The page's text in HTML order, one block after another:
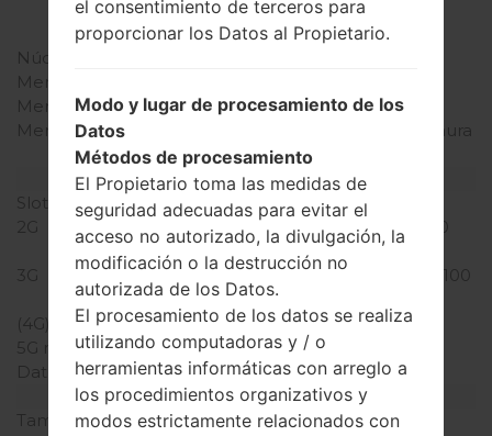
4x1.0GHz Cortex-A53
Mediatek MT6750S
Núcleos de UCP
Memoria RAM
Memoria interna
32GB
Memoria externa
microSD, hasta 1 TB (ranura
dedicada)
Red y Datos
Slot de tarjeta
1 Nano-Sim
2G
GSM 850/900/1800/1900
MHz
3G
HSDPA 850/900/1900/2100
MHz
(4G) LTE
5G network
-
Datos
GPRS/EDGE
Pantalla
Tamaño de la pantalla
5.5 pulgadas (~77.3%
el consentimiento de terceros para
proporcionar los Datos al Propietario.
Modo y lugar de procesamiento de los
Datos
Métodos de procesamiento
El Propietario toma las medidas de
seguridad adecuadas para evitar el
acceso no autorizado, la divulgación, la
modificación o la destrucción no
autorizada de los Datos.
El procesamiento de los datos se realiza
utilizando computadoras y / o
herramientas informáticas con arreglo a
los procedimientos organizativos y
modos estrictamente relacionados con